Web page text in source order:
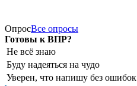
ОпросВсе опросы
Готовы к ВПР?
Не всё знаю
Буду надеяться на чудо
Уверен, что напишу без ошибок